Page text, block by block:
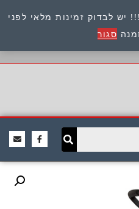
לבדוק זמינות מלאי לפני
סגור
כתובת : היוזמים 9 אור יהודה שירות לקוחות 054-